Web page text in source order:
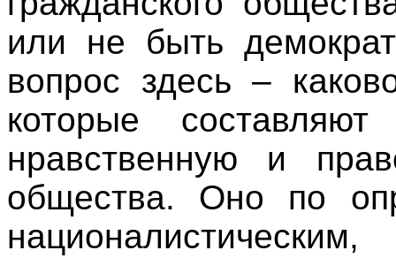
или не быть
вопрос здесь –
которые
нравственную и
общества. Оно по